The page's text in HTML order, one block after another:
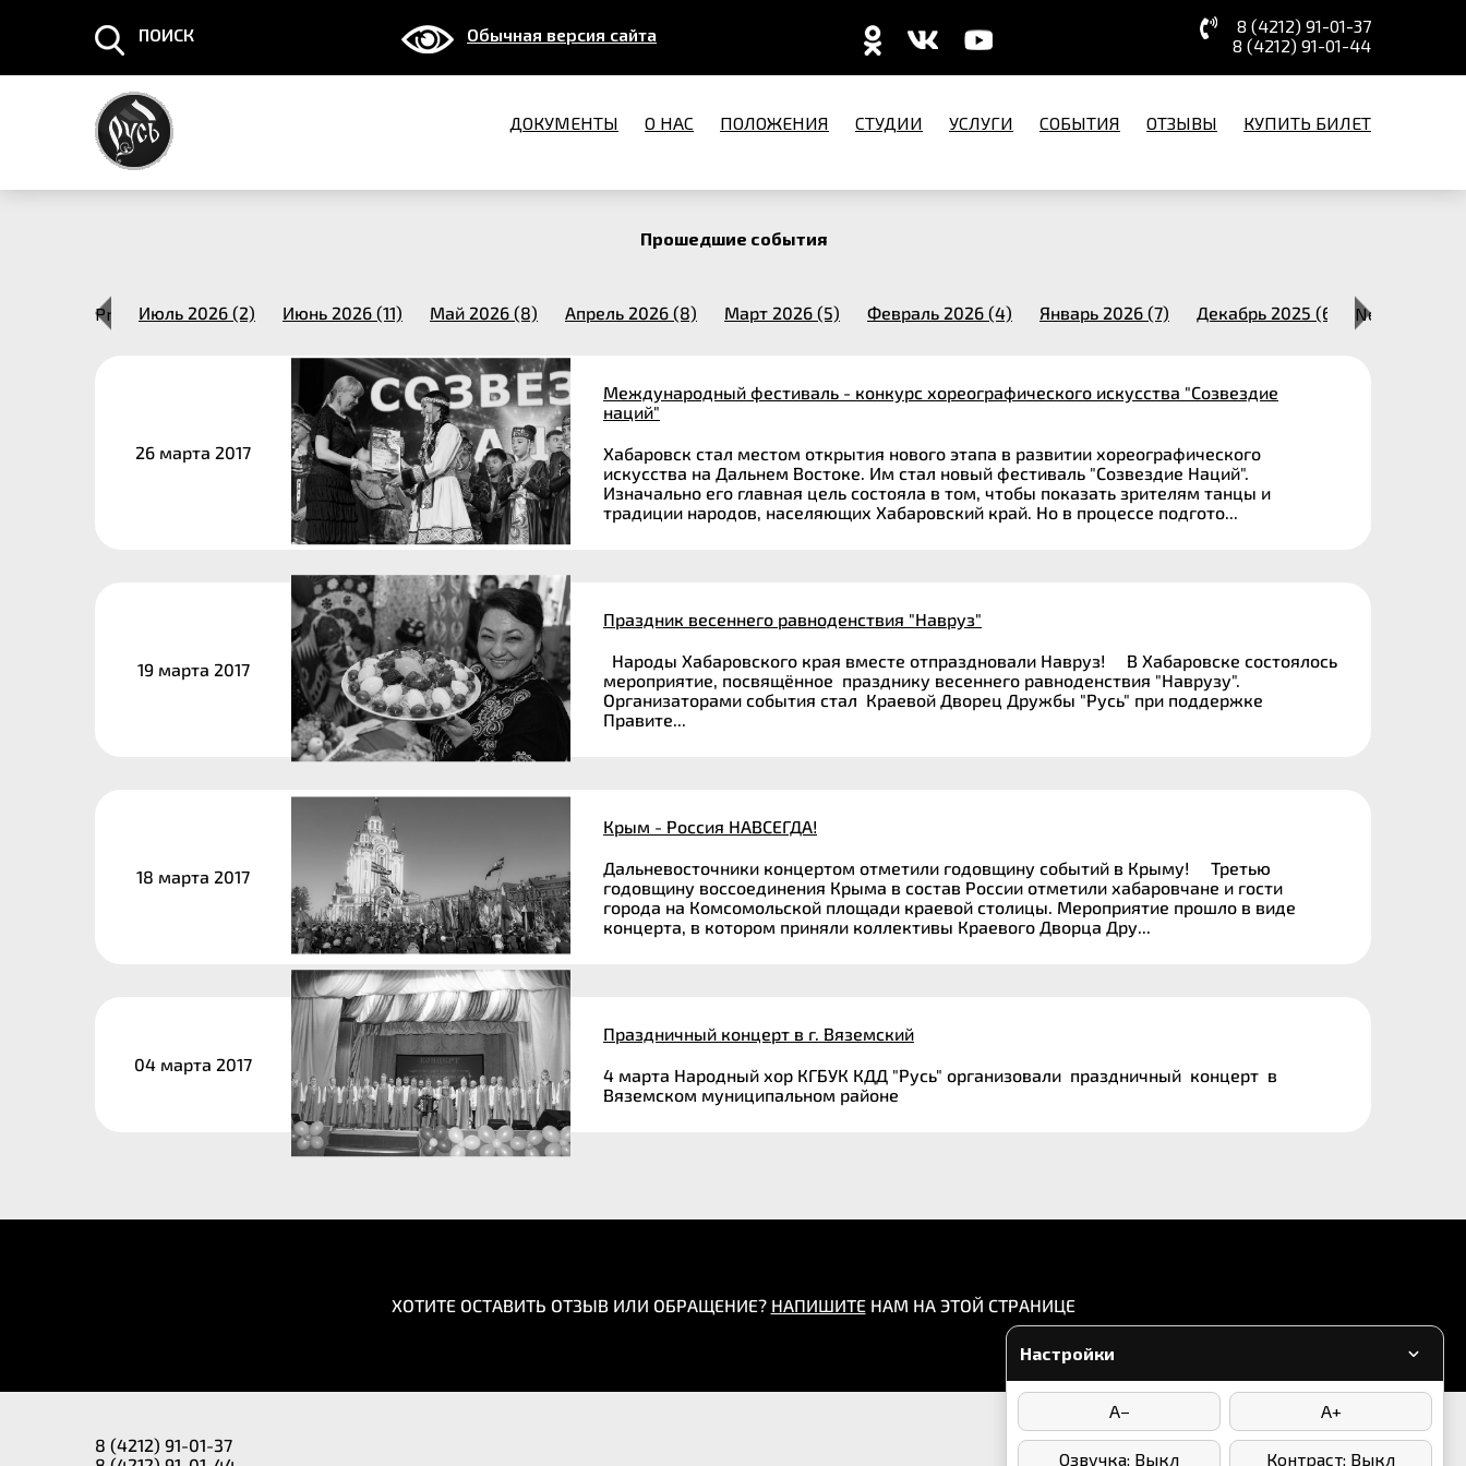
ПОИСК Обычная версия сайта
8 (4212) 91-01-37
8 (4212) 91-01-44
ДОКУМЕНТЫ О НАС ПОЛОЖЕНИЯ СТУДИИ УСЛУГИ СОБЫТИЯ ОТЗЫВЫ КУПИТЬ БИЛЕТ
Прошедшие события
Previous
Март 2014 (1) Июль 2026 (2) Июнь 2026 (11) Май 2026 (8) Апрель 2026 (8) Март 2026 (5) Февраль 2026 (4) Январь 2026 (7) Декабрь 2025 (6) Ноябрь
Next
26 марта 2017
Международный фестиваль - конкурс хореографического искусства "Созвездие
наций"
Хабаровск стал местом открытия нового этапа в развитии хореографического
искусства на Дальнем Востоке. Им стал новый фестиваль "Созвездие Наций".
Изначально его главная цель состояла в том, чтобы показать зрителям танцы и
традиции народов, населяющих Хабаровский край. Но в процессе подгото...
19 марта 2017
Праздник весеннего равноденствия "Навруз"
Народы Хабаровского края вместе отпраздновали Навруз! В Хабаровске состоялось
мероприятие, посвящённое празднику весеннего равноденствия "Наврузу".
Организаторами события стал Краевой Дворец Дружбы "Русь" при поддержке
Правите...
18 марта 2017
Крым - Россия НАВСЕГДА!
Дальневосточники концертом отметили годовщину событий в Крыму! Третью
годовщину воссоединения Крыма в состав России отметили хабаровчане и гости
города на Комсомольской площади краевой столицы. Мероприятие прошло в виде
концерта, в котором приняли коллективы Краевого Дворца Дру...
04 марта 2017
Праздничный концерт в г. Вяземский
4 марта Народный хор КГБУК КДД "Русь" организовали праздничный концерт в
Вяземском муниципальном районе
ХОТИТЕ ОСТАВИТЬ ОТЗЫВ ИЛИ ОБРАЩЕНИЕ? НАПИШИТЕНАМ НА ЭТОЙ СТРАНИЦЕ
8 (4212) 91-01-37
Написать в WhatsApp
Настройки
A− A+
Озвучка: Выкл Контраст: Выкл